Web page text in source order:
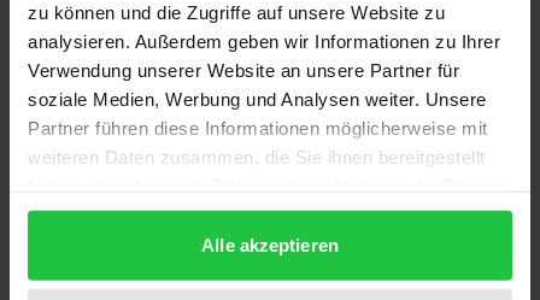
zu können und die Zugriffe auf unsere Website zu
analysieren. Außerdem geben wir Informationen zu Ihrer
Verwendung unserer Website an unsere Partner für
soziale Medien, Werbung und Analysen weiter. Unsere
Partner führen diese Informationen möglicherweise mit
weiteren Daten zusammen, die Sie ihnen bereitgestellt
gesammelt haben.
Alle akzeptieren
Gerichte leisten in Demokratien einen zentralen
Beitrag zur Funktion des politischen Systems und
zur politischen Steuerung. Je nach Ausgestaltung
der gerichtlichen Kontrollregime wirken sie u.a. an
der Wahrung der Kohärenz des Normensystems,
jeweiligen politischen Systems mit. Ihre politische
Rolle erschöpft sich dabei nicht in der